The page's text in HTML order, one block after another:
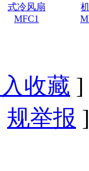
式冷风扇
MFC1
收藏
规举报